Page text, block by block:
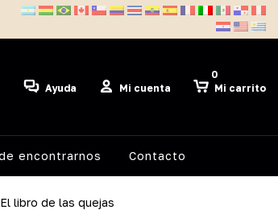
Ayuda Mi cuenta Mi carrito
0
encontrarnos Contacto
El libro de las quejas